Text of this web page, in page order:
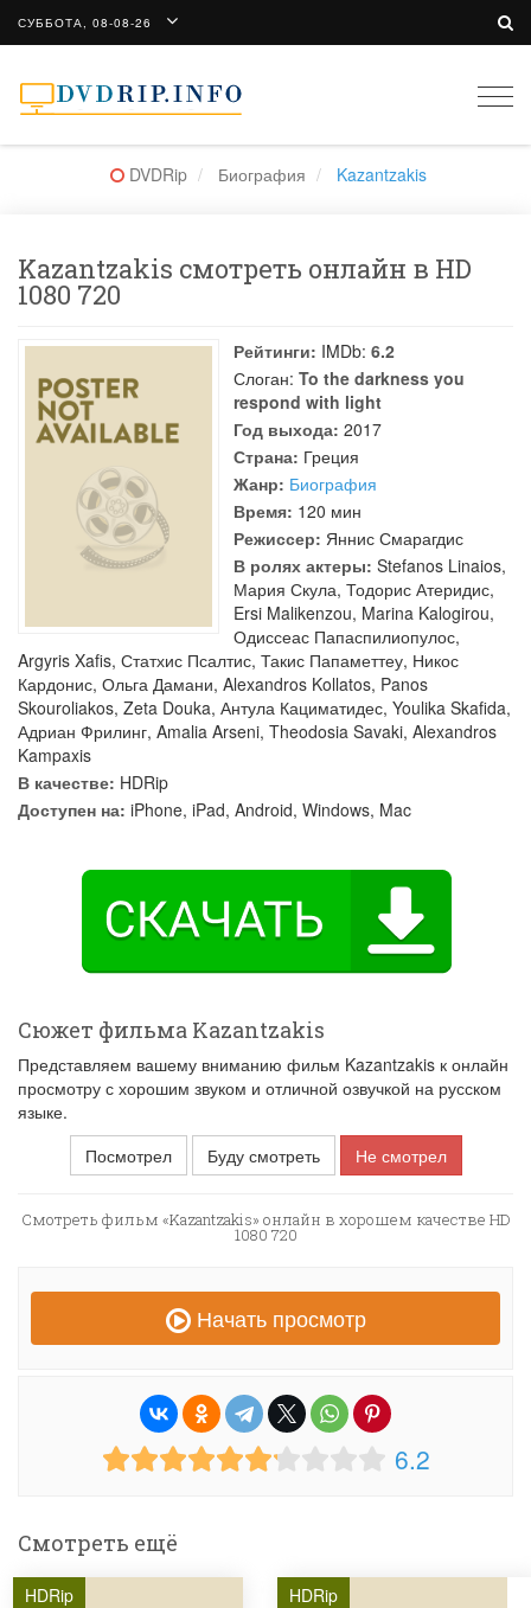
СУББОТА, 08-08-26
DVDRip Биография Kazantzakis
Kazantzakis смотреть онлайн в HD
1080 720
Рейтинги: IMDb: 6.2
Слоган: To the darkness you
respond with light
Год выхода: 2017
Страна: Греция
Жанр: Биография
Время: 120 мин
Режиссер: Яннис Смарагдис
В ролях актеры: Stefanos Linaios,
Мария Скула, Тодорис Атеридис,
Ersi Malikenzou, Marina Kalogirou,
Одиссеас Папаспилиопулос,
Argyris Xafis, Статхис Псалтис, Такис Папаметтеу, Никос
Кардонис, Ольга Дамани, Alexandros Kollatos, Panos
Skouroliakos, Zeta Douka, Антула Кациматидес, Youlika Skafida,
Адриан Фрилинг, Amalia Arseni, Theodosia Savaki, Alexandros
Kampaxis
В качестве: HDRip
Доступен на: iPhone, iPad, Android, Windows, Mac
Сюжет фильма Kazantzakis
Представляем вашему вниманию фильм Kazantzakis к онлайн
просмотру с хорошим звуком и отличной озвучкой на русском
языке.
Посмотрел
Буду смотреть Не смотрел
Смотреть фильм «Kazantzakis» онлайн в хорошем качестве HD
1080 720
Начать просмотр
6.2
Смотреть ещё
HDRip HDRip